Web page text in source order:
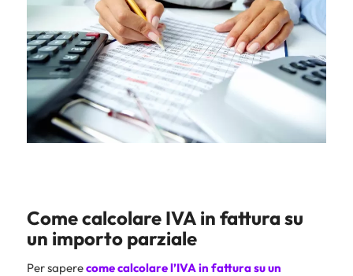
Come calcolare IVA in fattura su
un importo parziale
Per saperecome calcolare l’IVA in fattura su un